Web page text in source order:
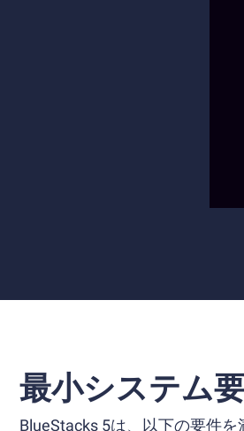
最小システム
BlueStacks 5は、以下の要件を